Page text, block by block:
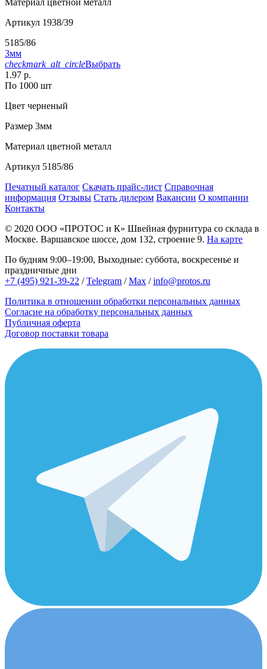
Артикул 1938/39
5185/86
3мм
checkmark_alt_circleВыбрать
1.97 р.
По 1000 шт
Цвет черненый
Размер 3мм
Материал цветной металл
Артикул 5185/86
Печатный каталог Скачать прайс-лист Справочная
информация Отзывы Стать дилером Вакансии О компании
Контакты
© 2020 ООО «ПРОТОС и К» Швейная фурнитура со склада в
Москве. Варшавское шоссе, дом 132, строение 9. На карте
По будням 9:00–19:00, Выходные: суббота, воскресенье и
праздничные дни
+7 (495) 921-39-22 /Telegram /Max /info@protos.ru
Политика в отношении обработки персональных данных
Согласие на обработку персональных данных
Публичная оферта
Договор поставки товара